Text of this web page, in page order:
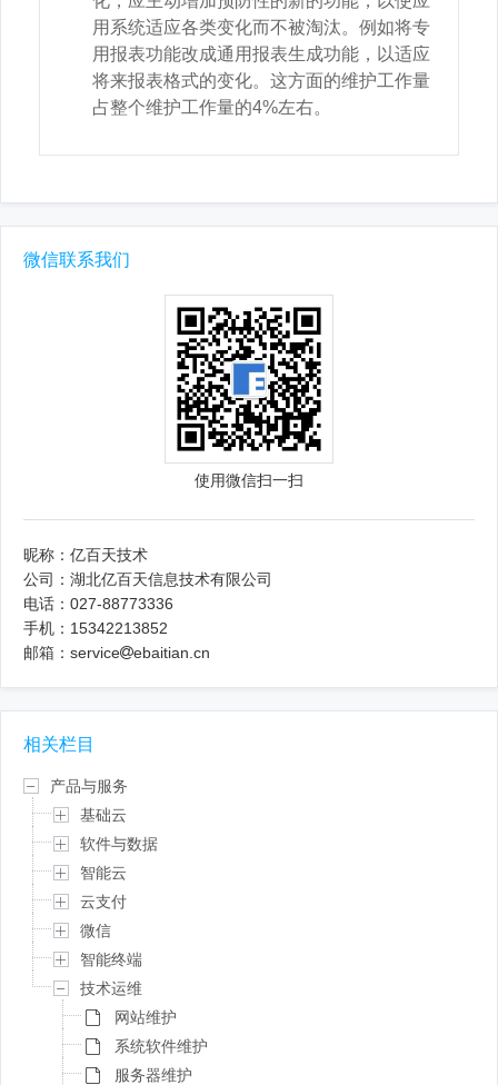
用系统适应各类变化而不被淘汰。例如将专
用报表功能改成通用报表生成功能，以适应
将来报表格式的变化。这方面的维护工作量
占整个维护工作量的4%左右。
微信联系我们
使用微信扫一扫
昵称：亿百天技术
公司：湖北亿百天信息技术有限公司
电话：027-88773336
手机：15342213852
邮箱：service
ebaitian.cn
相关栏目
产品与服务
基础云
软件与数据
智能云
云支付
微信
智能终端
技术运维
网站维护
系统软件维护
服务器维护